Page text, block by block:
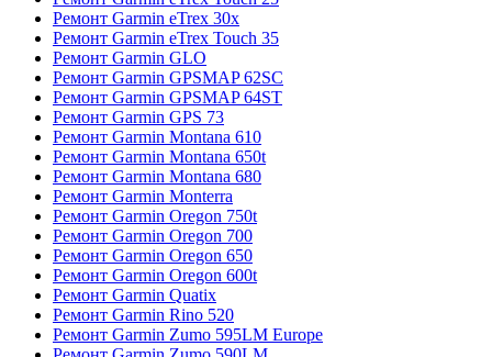
Ремонт Garmin eTrex 30x
Ремонт Garmin eTrex Touch 35
Ремонт Garmin GLO
Ремонт Garmin GPSMAP 62SC
Ремонт Garmin GPSMAP 64ST
Ремонт Garmin GPS 73
Ремонт Garmin Montana 610
Ремонт Garmin Montana 650t
Ремонт Garmin Montana 680
Ремонт Garmin Monterra
Ремонт Garmin Oregon 750t
Ремонт Garmin Oregon 700
Ремонт Garmin Oregon 650
Ремонт Garmin Oregon 600t
Ремонт Garmin Quatix
Ремонт Garmin Rino 520
Ремонт Garmin Zumo 595LM Europe